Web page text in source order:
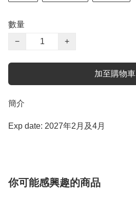
數量
−
+
加至購物車
簡介
Exp date: 2027年2月及4月
你可能感興趣的商品